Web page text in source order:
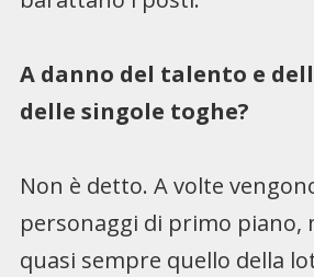
A danno del talento e
delle singole toghe?
Non è detto. A volte
personaggi di primo piano,
quasi sempre quello della